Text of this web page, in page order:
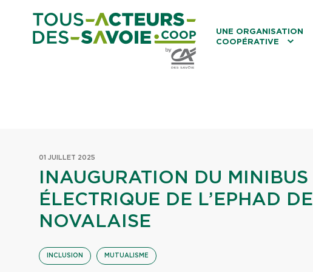
UNE ORGANISATION
COOPÉRATIVE
01 JUILLET 2025
INAUGURATION DU MINIBUS
ÉLECTRIQUE DE L’EPHAD DE
NOVALAISE
INCLUSION MUTUALISME